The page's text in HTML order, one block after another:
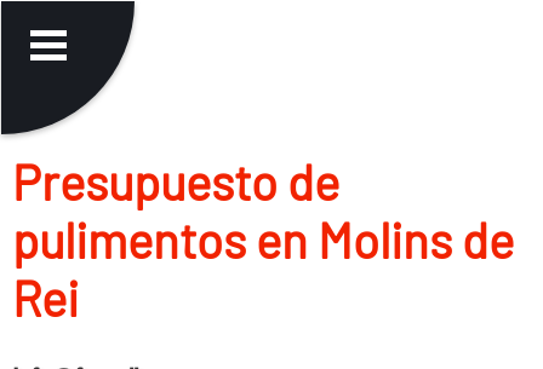
Presupuesto de
pulimentos en Molins de
Rei